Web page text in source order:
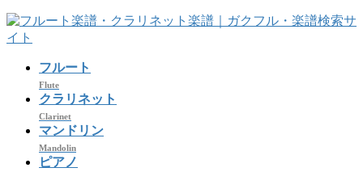
コ
ン
ナ
ビ
フルート
Flute
クラリネット
Clarinet
マンドリン
Mandolin
ピアノ